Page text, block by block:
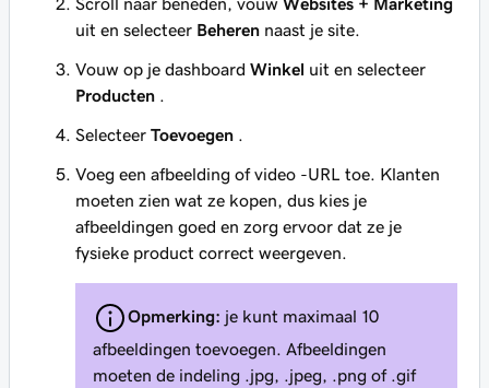
Scroll naar beneden, vouw Websites + Marketing
uit en selecteer Beheren naast je site.
Vouw op je dashboard Winkel uit en selecteer
Producten .
Selecteer Toevoegen .
Voeg een afbeelding of video -URL toe. Klanten
moeten zien wat ze kopen, dus kies je
afbeeldingen goed en zorg ervoor dat ze je
fysieke product correct weergeven.
Opmerking: je kunt maximaal 10
afbeeldingen toevoegen. Afbeeldingen
moeten de indeling .jpg, .jpeg, .png of .gif